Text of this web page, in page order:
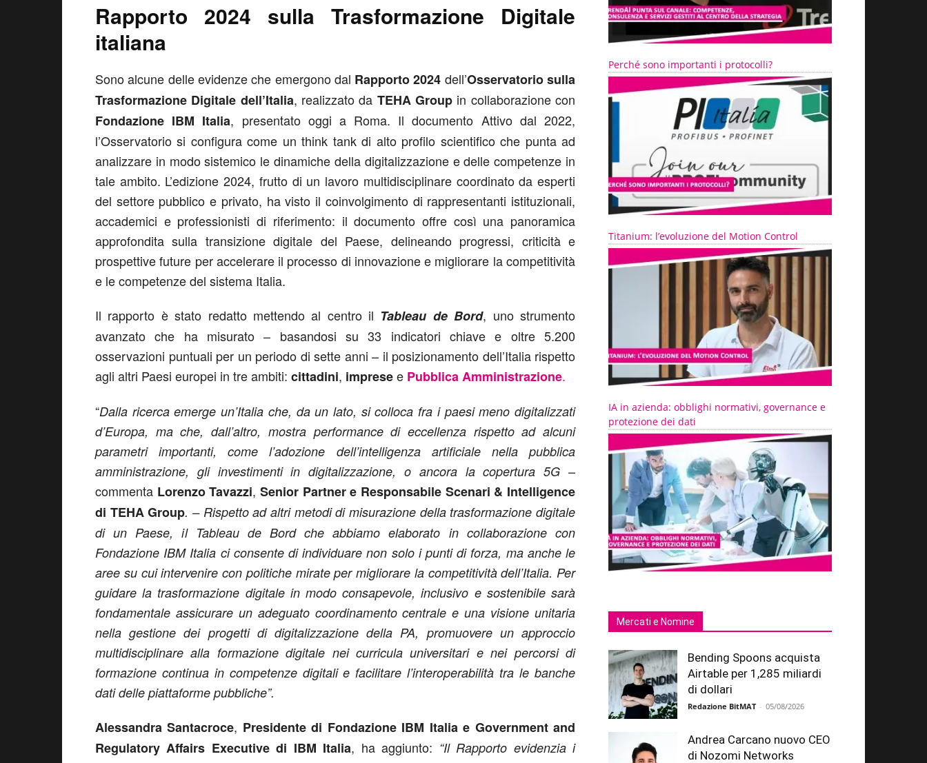
Rapporto 2024
sulla Trasformazione Digitale
italiana
Sono alcune delle evidenze che emergono dal Rapporto 2024 dell’Osservatorio sulla
Trasformazione Digitale dell’Italia, realizzato da TEHA Group in collaborazione con
Fondazione IBM Italia, presentato oggi a Roma. Il documento Attivo dal 2022,
l’Osservatorio si configura come un think tank di alto profilo scientifico che punta ad
analizzare in modo sistemico le dinamiche della digitalizzazione e delle competenze in
tale ambito. L’edizione 2024, frutto di un lavoro multidisciplinare coordinato da esperti
del settore pubblico e privato, ha visto il coinvolgimento di rappresentanti istituzionali,
accademici e professionisti di riferimento: il documento offre così una panoramica
approfondita sulla transizione digitale del Paese, delineando progressi, criticità e
prospettive future per accelerare il processo di innovazione e migliorare la competitività
e le competenze del sistema Italia.
Il rapporto è stato redatto mettendo al centro il Tableau de Bord, uno strumento
avanzato che ha misurato – basandosi su 33 indicatori chiave e oltre 5.200
osservazioni puntuali per un periodo di sette anni – il posizionamento dell’Italia rispetto
agli altri Paesi europei in tre ambiti: cittadini, impresee Pubblica Amministrazione.
“Dalla ricerca emerge un’Italia che, da un lato, si colloca fra i paesi meno digitalizzati
d’Europa, ma che, dall’altro, mostra performance di eccellenza rispetto ad alcuni
parametri importanti, come l’adozione dell’intelligenza artificiale nella pubblica
amministrazione, gli investimenti in digitalizzazione, o ancora la copertura 5G –
commenta Lorenzo Tavazzi,Senior Partner e Responsabile Scenari & Intelligence
di TEHA Group. – Rispetto ad altri metodi di misurazione della trasformazione digitale
di un Paese, il Tableau de Bord che abbiamo elaborato in collaborazione con
Fondazione IBM Italia ci consente di individuare non solo i punti di forza, ma anche le
aree su cui intervenire con politiche mirate per migliorare la competitività dell’Italia. Per
guidare la trasformazione digitale in modo consapevole, inclusivo e sostenibile sarà
fondamentale assicurare un adeguato coordinamento centrale e una visione unitaria
nella gestione dei progetti di digitalizzazione della PA, promuovere un approccio
multidisciplinare alla formazione digitale nei curricula universitari e nei percorsi di
formazione continua in competenze digitali e facilitare l’interoperabilità tra le banche
dati delle piattaforme pubbliche”.
Alessandra Santacroce, Presidente di Fondazione IBM Italia e Government and
Regulatory Affairs Executive di IBM Italia, ha aggiunto: “Il Rapporto evidenzia i
Perché sono importanti i protocolli?
Titanium: l’evoluzione del Motion Control
IA in azienda: obblighi normativi, governance e
protezione dei dati
Mercati e Nomine
Bending Spoons acquista
Airtable per 1,285 miliardi
di dollari
Redazione BitMAT - 05/08/2026
Andrea Carcano nuovo CEO
di Nozomi Networks